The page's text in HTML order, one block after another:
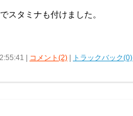
スタミナも付けました。
| コメント(2) トラックバック(0)